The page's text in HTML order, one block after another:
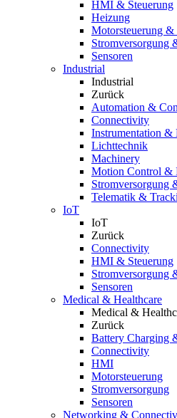
HMI & Steuerung
Heizung
Motorsteuerung &
Stromversorgung
Sensoren
Industrial
Industrial
Zurück
Automation &
Connectivity
Instrumentation &
Lichttechnik
Machinery
Motion Control &
Stromversorgung
Telematik &
IoT
IoT
Zurück
Connectivity
HMI & Steuerung
Stromversorgung
Sensoren
Medical & Healthcare
Medical &
Zurück
Battery Charging
Connectivity
HMI
Motorsteuerung
Stromversorgung
Sensoren
Networking &